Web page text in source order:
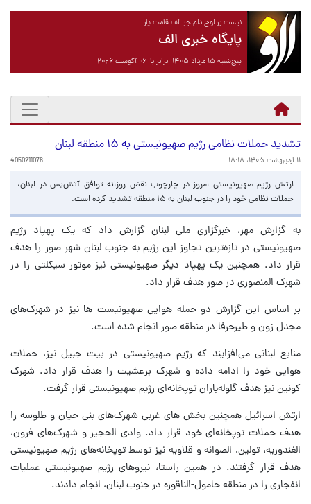
نیست بر لوح دلم جز الف قامت یار
پایگاه خبری الف
پنج‌شنبه ۱۵ مرداد ۱۴۰۵ برابر با ۰۶ آگوست ۲۰۲۶
تشدید حملات نظامی رژیم صهیونیستی به ۱۵ منطقه لبنان
۱۱ اردیبهشت ۱۴۰۵، ۱۸:۱۸ 4050211076
ارتش رژیم صهیونیستی امروز در چارچوب نقض روزانه توافق آتش‌بس در لبنان،
حملات نظامی خود را در جنوب لبنان به ۱۵ منطقه تشدید کرده است.
به گزارش مهر، خبرگزاری ملی لبنان گزارش داد که یک پهپاد رژیم
صهیونیستی در تازه‌ترین تجاوز این رژیم به جنوب لبنان شهر صور را هدف
قرار داد. همچنین یک پهپاد دیگر صهیونیستی نیز موتور سیکلتی را در
شهرک المنصوری در صور هدف قرار داد.
بر اساس این گزارش دو حمله هوایی صهیونیست ها نیز در شهرک‌های
مجدل زون و طیرحرفا در منطقه صور انجام شده است.
منابع لبنانی می‌افزایند که رژیم صهیونیستی در بیت جبیل نیز، حملات
هوایی خود را ادامه داده و شهرک برعشیت را هدف قرار داد. شهرک
کونین نیز هدف گلوله‌باران توپخانه‌ای رژیم صهیونیستی قرار گرفت.
ارتش اسرائیل همچنین بخش های غربی شهرک‌های بنی حیان و طلوسه را
هدف حملات توپخانه‌ای خود قرار داد. وادی الحجیر و شهرک‌های فرون،
الغندوریه، تولین، الصوانه و قلاویه نیز توسط توپخانه‌های رژیم صهیونیستی
هدف قرار گرفتند. در همین راستا، نیروهای رژیم صهیونیستی عملیات
انفجاری را در منطقه حامول-الناقوره در جنوب لبنان، انجام دادند.